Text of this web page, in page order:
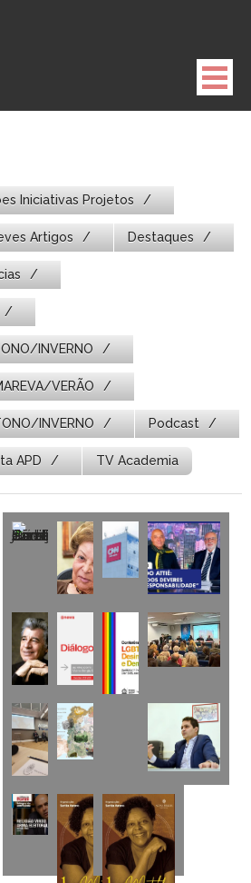
Iniciativas Projetos
Artigos Destaques
INVERNO
VERÃO
INVERNO Podcast
APD TV Academia